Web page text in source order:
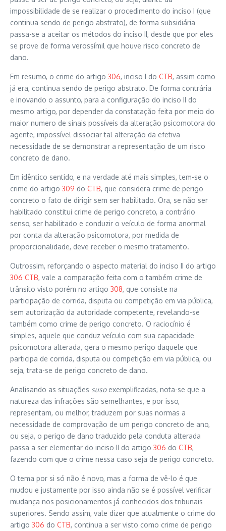
impossibilidade de se realizar o procedimento do inciso I (que
continua sendo de perigo abstrato), de forma subsidiária
passa-se a aceitar os métodos do inciso II, desde que por eles
se prove de forma verossímil que houve risco concreto de
dano.
Em resumo, o crime do artigo 306, inciso I do CTB, assim como
já era, continua sendo de perigo abstrato. De forma contrária
e inovando o assunto, para a configuração do inciso II do
mesmo artigo, por depender da constatação feita por meio do
maior numero de sinais possíveis da alteração psicomotora do
agente, impossível dissociar tal alteração da efetiva
necessidade de se demonstrar a representação de um risco
concreto de dano.
Em idêntico sentido, e na verdade até mais simples, tem-se o
crime do artigo 309 do CTB, que considera crime de perigo
concreto o fato de dirigir sem ser habilitado. Ora, se não ser
habilitado constitui crime de perigo concreto, a contrário
senso, ser habilitado e conduzir o veículo de forma anormal
por conta da alteração psicomotora, por medida de
proporcionalidade, deve receber o mesmo tratamento.
Outrossim, reforçando o aspecto material do inciso II do artigo
306 CTB, vale a comparação feita com o também crime de
trânsito visto porém no artigo 308, que consiste na
participação de corrida, disputa ou competição em via pública,
sem autorização da autoridade competente, revelando-se
também como crime de perigo concreto. O raciocínio é
simples, aquele que conduz veículo com sua capacidade
psicomotora alterada, gera o mesmo perigo daquele que
participa de corrida, disputa ou competição em via pública, ou
seja, trata-se de perigo concreto de dano.
Analisando as situações susoexemplificadas, nota-se que a
natureza das infrações são semelhantes, e por isso,
representam, ou melhor, traduzem por suas normas a
necessidade de comprovação de um perigo concreto de ano,
ou seja, o perigo de dano traduzido pela conduta alterada
passa a ser elementar do inciso II do artigo 306 do CTB,
fazendo com que o crime nessa caso seja de perigo concreto.
O tema por si só não é novo, mas a forma de vê-lo é que
mudou e justamente por isso ainda não se é possível verificar
mudança nos posicionamentos já conhecidos dos tribunais
superiores. Sendo assim, vale dizer que atualmente o crime do
artigo 306 do CTB, continua a ser visto como crime de perigo